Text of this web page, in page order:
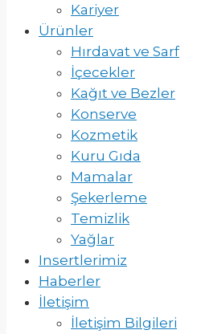
Kariyer
Ürünler
Hırdavat ve Sarf
İçecekler
Kağıt ve Bezler
Konserve
Kozmetik
Kuru Gıda
Mamalar
Şekerleme
Temizlik
Yağlar
Insertlerimiz
Haberler
İletişim
İletişim Bilgileri